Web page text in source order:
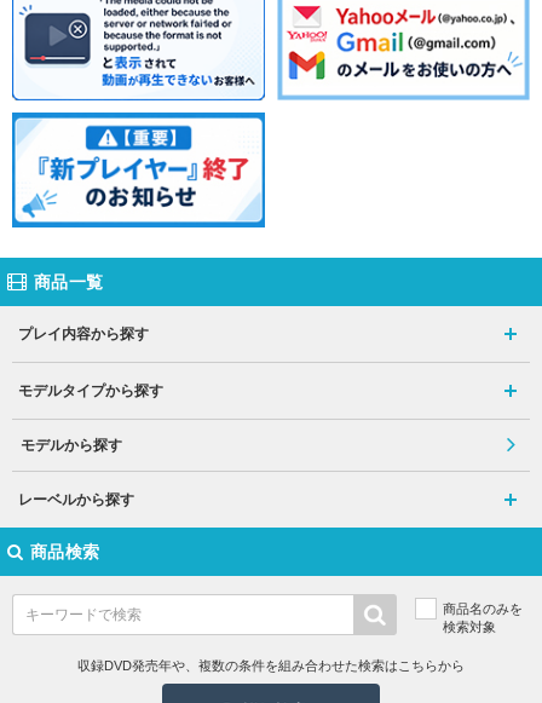
商品一覧
プレイ内容から探す
モデルタイプから探す
モデルから探す
レーベルから探す
商品検索
商品名のみを
検索対象
収録DVD発売年や、複数の条件を組み合わせた検索はこちらから